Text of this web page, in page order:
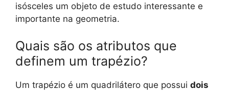
isósceles um objeto de estudo interessante e
importante na geometria.
Quais são os atributos que
definem um trapézio?
Um trapézio é um quadrilátero que possui dois